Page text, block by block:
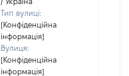
Тип вулиці:
[Конфіденційна
інформація]
Вулиця:
[Конфіденційна
інформація]